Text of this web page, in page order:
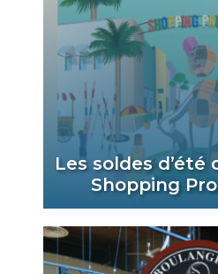
Les soldes
Shopping